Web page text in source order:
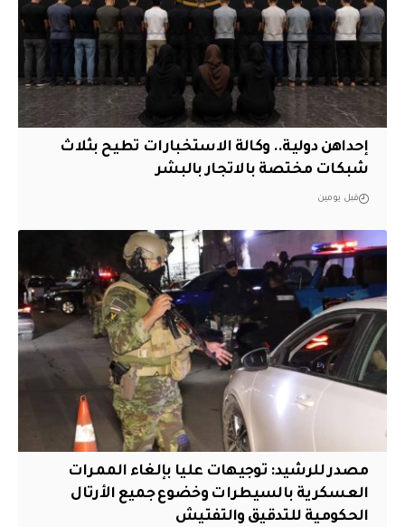
إحداهن دولية.. وكالة الاستخبارات تطيح بثلاث
شبكات مختصة بالاتجار بالبشر
قبل يومين
مصدر للرشيد: توجيهات عليا بإلغاء الممرات
العسكرية بالسيطرات وخضوع جميع الأرتال
الحكومية للتدقيق والتفتيش